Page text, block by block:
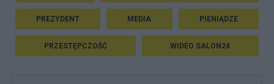
PREZYDENT MEDIA PIENIĄDZE
PRZESTĘPCZOŚĆ WIDEO SALON24